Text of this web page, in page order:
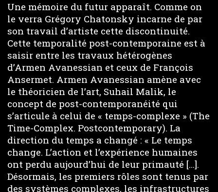
Une mémoire du futur apparaît. Comme on
le verra Grégory Chatonsky incarne de par
son travail d’artiste cette discontinuité.
Cette temporalité post-contemporaine est à
saisir entre les travaux hétérogènes
d’Armen Avanessian et ceux de François
Ansermet. Armen Avanessian amène avec
le théoricien de l’art, Suhail Malik, le
concept de post-contemporanéité qui
s’articule à celui de « temps-complexe » (The
Time-Complex. Postcontemporary). La
direction du temps a changé : « Le temps
change. L’action et l’expérience humaines
ont perdu aujourd’hui de leur primauté […].
Désormais, les premiers rôles sont tenus par
des systèmes complexes, les infrastructures